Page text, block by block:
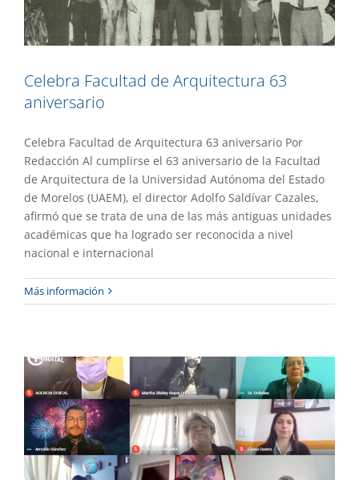
Celebra Facultad de Arquitectura 63
aniversario
Celebra Facultad de Arquitectura 63 aniversario Por
Redacción Al cumplirse el 63 aniversario de la Facultad
de Arquitectura de la Universidad Autónoma del Estado
de Morelos (UAEM), el director Adolfo Saldívar Cazales,
afirmó que se trata de una de las más antiguas unidades
académicas que ha logrado ser reconocida a nivel
nacional e internacional
Más informaciónTalleres de ciencia y tecnología en